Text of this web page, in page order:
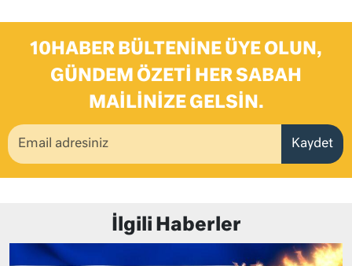
10HABER BÜLTENINE ÜYE OLUN,
GÜNDEM ÖZETI HER SABAH
MAILINIZE GELSIN.
Kaydet
İlgili Haberler